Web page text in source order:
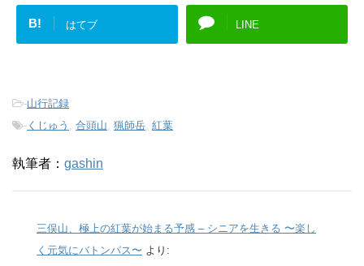
B! はてブ LINE
-山行記録
- くじゅう , 合頭山, 猟師岳, 紅葉
執筆者： gashin
三俣山、極上の紅葉が始まる予感 – シニアを生きる 〜楽し
く元気にバトンパス〜 より: